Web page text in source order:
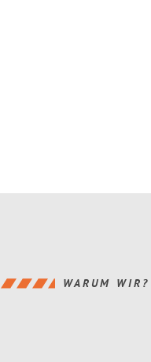
WARUM WIR?